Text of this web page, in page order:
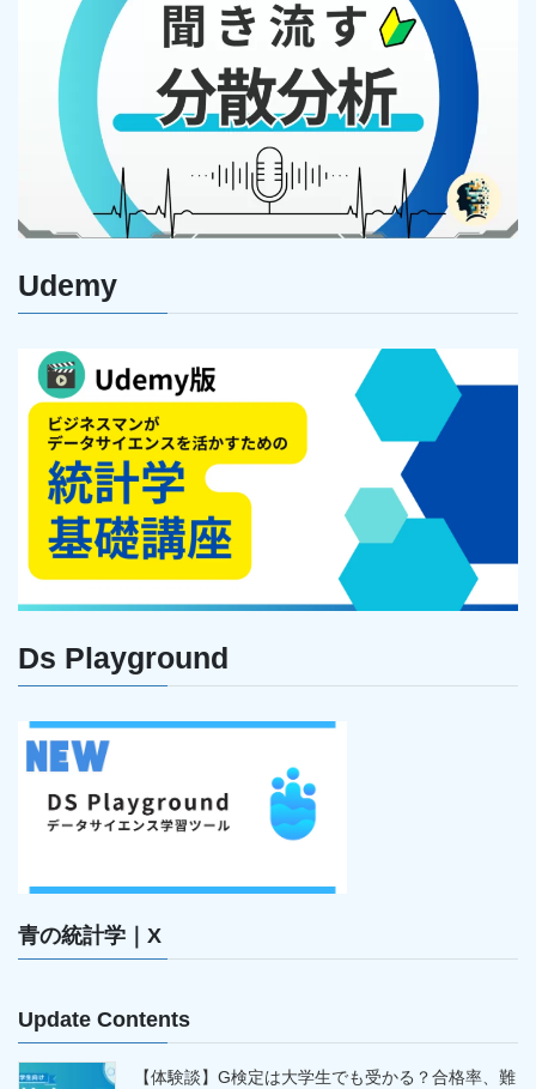
Udemy
Ds Playground
青の統計学｜X
Update Contents
【体験談】G検定は大学生でも受かる？合格率、難